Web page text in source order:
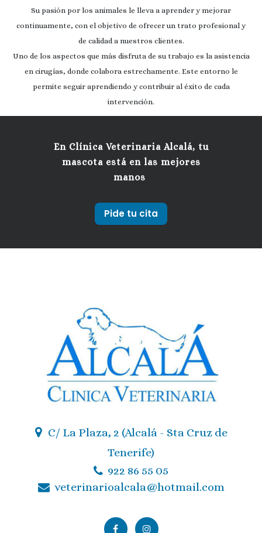
Su pasión por los animales le lleva a aprender y mejorar
continuamente, con el objetivo de ofrecer un trato profesional y
de calidad a nuestros clientes.
Uno de los aspectos que más disfruta de su trabajo es la asistencia
en cirugías, donde colabora estrechamente. Este entorno le
permite seguir aprendiendo y contribuir al éxito de cada
intervención.
En Clínica Veterinaria Alcalá, tu
mascota está en las mejores
manos
Pide tu cita
C/ La Plaza, 2 (Alcalá - Sta Cruz de
Tenerife)
922 86 55 05
veterinarioalcala@hotmail.com